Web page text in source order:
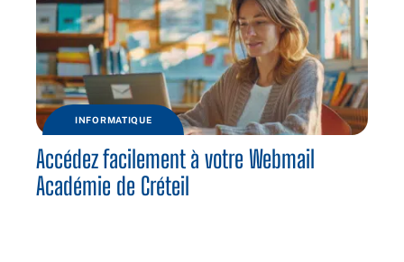
INFORMATIQUE
Accédez facilement à votre Webmail
Académie de Créteil